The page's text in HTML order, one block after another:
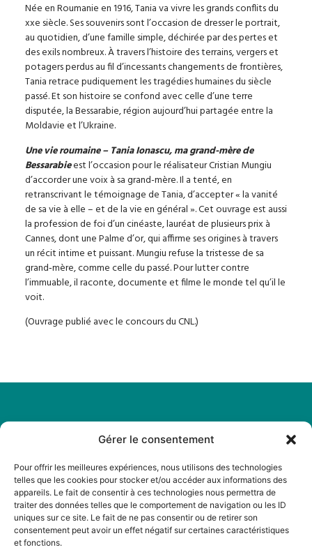
Gérer le consentement
Pour offrir les meilleures expériences, nous utilisons des technologies
telles que les cookies pour stocker et/ou accéder aux informations des
appareils. Le fait de consentir à ces technologies nous permettra de
traiter des données telles que le comportement de navigation ou les ID
uniques sur ce site. Le fait de ne pas consentir ou de retirer son
consentement peut avoir un effet négatif sur certaines caractéristiques
et fonctions.
Née en Roumanie en 1916, Tania va vivre les grands conflits du
xxe siècle. Ses souvenirs sont l’occasion de dresser le portrait,
au quotidien, d’une famille simple, déchirée par des pertes et
des exils nombreux. À travers l’histoire des terrains, vergers et
potagers perdus au fil d’incessants changements de frontières,
Tania retrace pudiquement les tragédies humaines du siècle
passé. Et son histoire se confond avec celle d’une terre
disputée, la Bessarabie, région aujourd’hui partagée entre la
Moldavie et l’Ukraine.
Une vie roumaine – Tania Ionascu, ma grand-mère de
Bessarabieest l’occasion pour le réalisateur Cristian Mungiu
d’accorder une voix à sa grand-mère. Il a tenté, en
retranscrivant le témoignage de Tania, d’accepter « la vanité
de sa vie à elle – et de la vie en général ». Cet ouvrage est aussi
la profession de foi d’un cinéaste, lauréat de plusieurs prix à
Cannes, dont une Palme d’or, qui affirme ses origines à travers
un récit intime et puissant. Mungiu refuse la tristesse de sa
grand‑mère, comme celle du passé. Pour lutter contre
l’immuable, il raconte, documente et filme le monde tel qu’il le
voit.
(Ouvrage publié avec le concours du CNL.)
Accueil
A propos
Actualités
Boutique
Mentions
légales
Politique de
cookies
Politique de